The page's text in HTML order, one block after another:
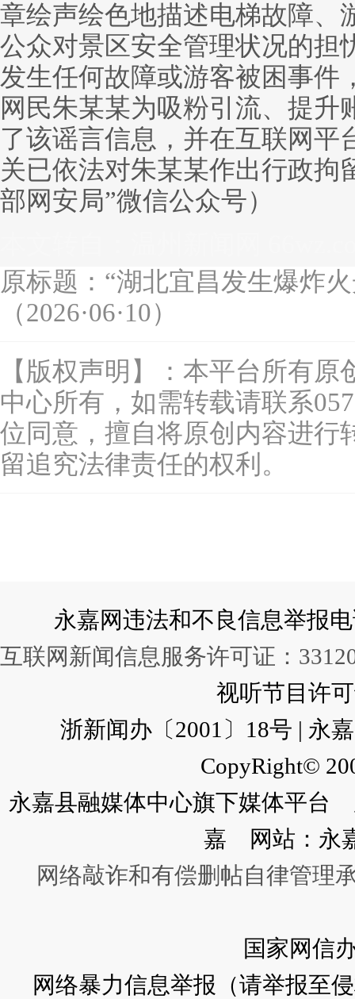
章绘声绘色地描述电梯故障、
公众对景区安全管理状况的担
发生任何故障或游客被困事件
网民朱某某为吸粉引流、提
了该谣言信息，并在互联网平
关已依法对朱某某作出行政拘
部网安局”微信公众号）
原标题： “湖北宜昌发生爆炸
（2026·06·10）
【版权声明】：本平台所有
中心所有，如需转载请联系
位同意，擅自将原创内容进行
留追究法律责任的权利。
永嘉网违法和不良信息举报
互联网新闻信息服务许可证：
视听节目许
浙新闻办〔2001〕18号 | 永
CopyRight©
永嘉县融媒体中心旗下媒体平
嘉 网站：永
网络敲诈和有偿删帖自律管理
国家网信
网络暴力信息举报（请举报至